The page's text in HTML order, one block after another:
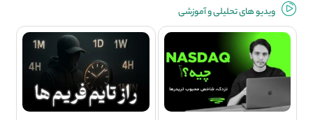
ویديو های تحلیلی و آموزشی